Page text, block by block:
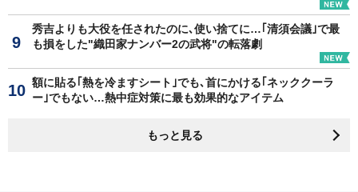
秀吉よりも大役を任されたのに､使い捨てに…｢清須会議｣で最
も損をした"織田家ナンバー2の武将"の転落劇
額に貼る｢熱を冷ますシート｣でも､首にかける｢ネッククーラ
ー｣でもない…熱中症対策に最も効果的なアイテム
もっと見る